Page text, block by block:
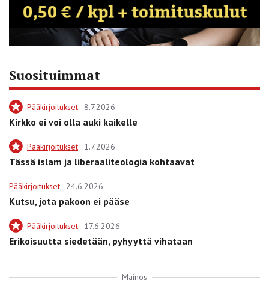
Suosituimmat
Pääkirjoitukset 8.7.2026
Kirkko ei voi olla auki kaikelle
Pääkirjoitukset 1.7.2026
Tässä islam ja liberaaliteologia kohtaavat
Pääkirjoitukset 24.6.2026
Kutsu, jota pakoon ei pääse
Pääkirjoitukset 17.6.2026
Erikoisuutta siedetään, pyhyyttä vihataan
Mainos